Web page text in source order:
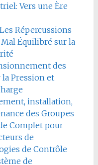
Vers une Ère
Répercussions
Équilibré sur la
des
Pression et
installation,
des Groupes
Complet pour
de
de Contrôle
de